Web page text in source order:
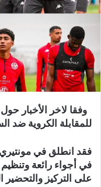
وفقا لاخر الأخبار
للمقابلة الكروية ضد
فقد انطلق في
في أجواء رائعة
على التركيز والتحضير